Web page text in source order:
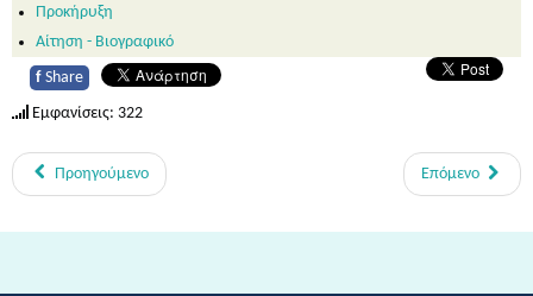
Προκήρυξη
Αίτηση - Βιογραφικό
f Share
Εμφανίσεις: 322
Προηγούμενο Επόμενο